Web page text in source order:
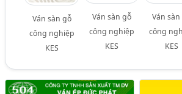
Ván sàn gỗ
công nghiệp
KES
Ván sàn gỗ
công nghiệp
KES
Ván sàn
công
KES